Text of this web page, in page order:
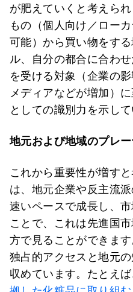
が肥えていくと考えら
もの（個人向け／ロー
可能）から買い物をす
ル、自分の都合に合わ
を受ける対象（企業の
メディアなどが増加）
としての識別力を示して
地元および地域のプレ
これから重要性が増す
は、地元企業や反主流
速いペースで成長し、
ことで、これは先進国
方で見ることができま
独占的アクセスと地元
収めています。たとえば